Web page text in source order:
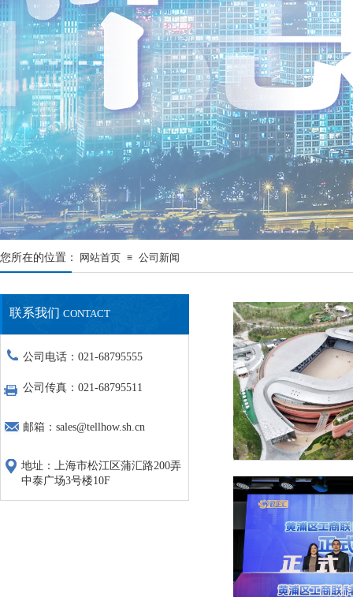
您所在的位置： 网站首页 ≡ 公司新闻
联系我们 CONTACT
最新资讯
公司电话：021-68795555
公司传真：021-68795511
邮箱：sales@tellhow.sh.cn
地址：上海市松江区蒲汇路200弄
中泰广场3号楼10F